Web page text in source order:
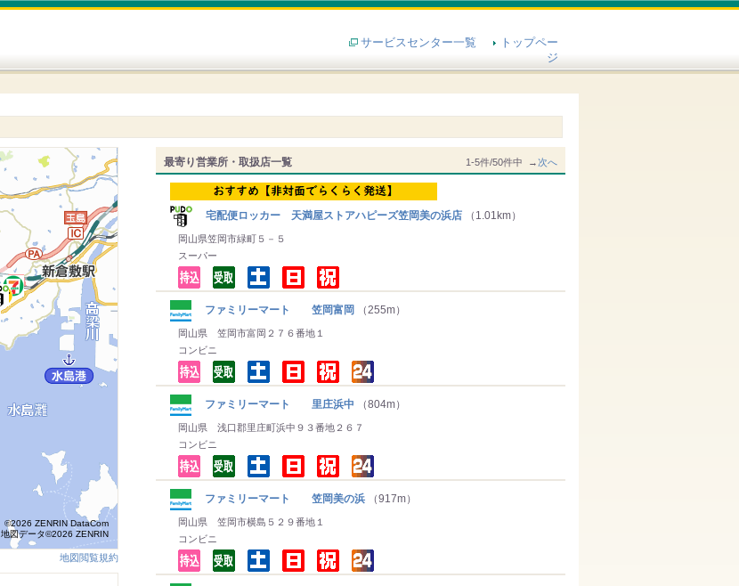
サービスセンター一覧
トップペー
ジ
最寄り営業所・取扱店一覧 1-5件/50件中 →次へ
宅配便ロッカー 天満屋ストアハピーズ笠岡美の浜店 （1.01km）
岡山県笠岡市緑町５－５
スーパー
ファミリーマート 笠岡富岡 （255m）
岡山県 笠岡市富岡２７６番地１
コンビニ
ファミリーマート 里庄浜中 （804m）
岡山県 浅口郡里庄町浜中９３番地２６７
コンビニ
ファミリーマート 笠岡美の浜 （917m）
岡山県 笠岡市横島５２９番地１
コンビニ
©2026 ZENRIN DataCom
地図データ©2026 ZENRIN
地図閲覧規約